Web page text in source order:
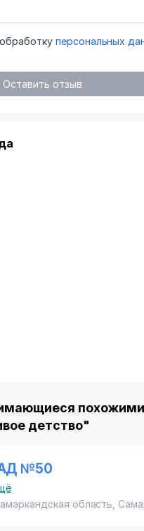
персональных
Оставить отзыв
детство"
№50
область,